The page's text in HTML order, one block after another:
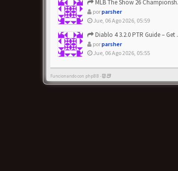
MLB The Show 26 Championship Series Update! Get Cheap & ...
porparsher
Jue, 06 Ago 2026, 05:59
Diablo 4 3.2.0 PTR Guide – Get 8% Off Items Quickly to Test ...
porparsher
Jue, 06 Ago 2026, 05:55
Funcionando con phpBB -